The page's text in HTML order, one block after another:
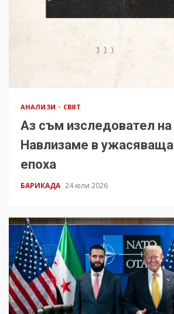
АНАЛИЗИ СВЯТ
Аз съм изследовател
Навлизаме в
епоха
БАРИКАДА 24 юли 2026